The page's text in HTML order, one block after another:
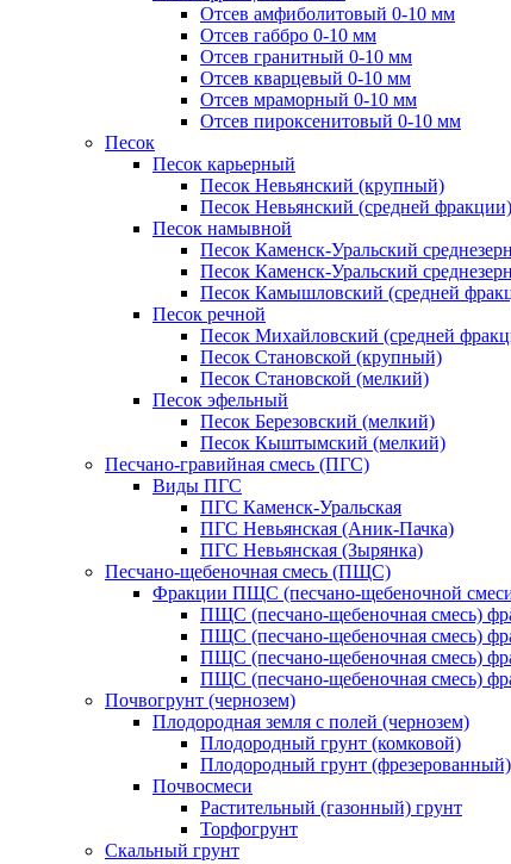
Отсев амфиболитовый 0-10 мм
Отсев габбро 0-10 мм
Отсев гранитный 0-10 мм
Отсев кварцевый 0-10 мм
Отсев мраморный 0-10 мм
Отсев пироксенитовый 0-10 мм
Песок
Песок карьерный
Песок Невьянский (крупный)
Песок Невьянский (средней фракции)
Песок намывной
Песок Каменск-Уральский
Песок Каменск-Уральский
Песок Камышловский (средней
Песок речной
Песок Михайловский (средней
Песок Становской (крупный)
Песок Становской (мелкий)
Песок эфельный
Песок Березовский (мелкий)
Песок Кыштымский (мелкий)
Песчано-гравийная смесь (ПГС)
Виды ПГС
ПГС Каменск-Уральская
ПГС Невьянская (Аник-Пачка)
ПГС Невьянская (Зырянка)
Песчано-щебеночная смесь (ПЩС)
Фракции ПЩС (песчано-щебеночной
ПЩС (песчано-щебеночная смесь)
ПЩС (песчано-щебеночная смесь)
ПЩС (песчано-щебеночная смесь)
ПЩС (песчано-щебеночная смесь)
Почвогрунт (чернозем)
Плодородная земля с полей (чернозем)
Плодородный грунт (комковой)
Плодородный грунт (фрезерованный)
Почвосмеси
Растительный (газонный) грунт
Торфогрунт
Скальный грунт